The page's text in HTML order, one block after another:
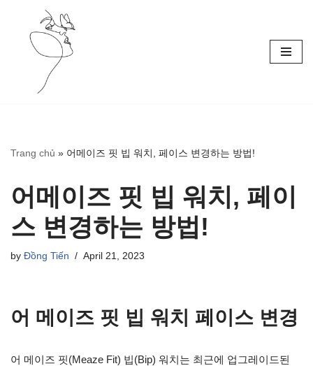
Skip
Trang chủ » 어메이즈 핏 빕 워치, 페이스 변경하는 방법!
어메이즈 핏 빕 워치, 페이
스 변경하는 방법!
by Đồng Tiến April 21, 2023
어 메이즈 핏 빕 워치 페이스 변경
어 메이즈 핏(Meaze Fit) 빕(Bip) 워치는 최근에 업그레이드된